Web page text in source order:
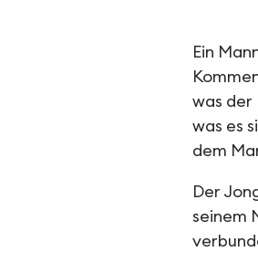
Ein
was der
was es
dem
Der
seinem